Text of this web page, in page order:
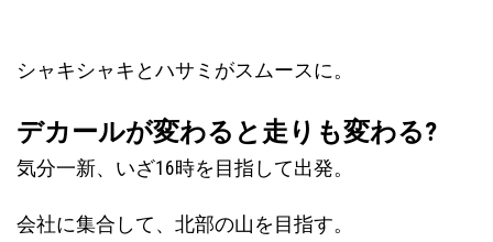
シャキシャキとハサミがスムースに。
デカールが変わると走りも変わる?
気分一新、いざ16時を目指して出発。
会社に集合して、北部の山を目指す。